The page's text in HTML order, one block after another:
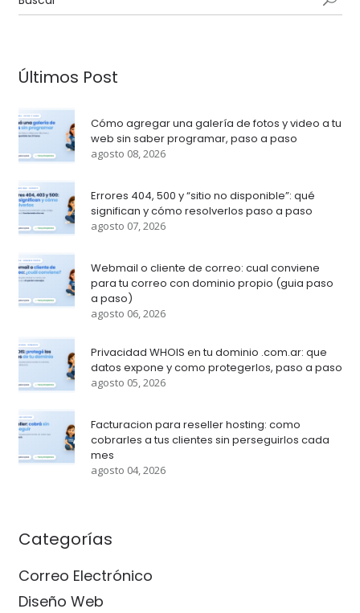
Últimos Post
Cómo agregar una galería de fotos y video a tu
web sin saber programar, paso a paso
agosto 08, 2026
Errores 404, 500 y “sitio no disponible”: qué
significan y cómo resolverlos paso a paso
agosto 07, 2026
Webmail o cliente de correo: cual conviene
para tu correo con dominio propio (guia paso
a paso)
agosto 06, 2026
Privacidad WHOIS en tu dominio .com.ar: que
datos expone y como protegerlos, paso a paso
agosto 05, 2026
Facturacion para reseller hosting: como
cobrarles a tus clientes sin perseguirlos cada
mes
agosto 04, 2026
Categorías
Correo Electrónico
Diseño Web